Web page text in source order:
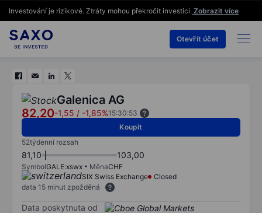
Investování je rizikové. Ztráty mohou překročit investici. Zobrazit více
Otevřít účet
Galenica AG
82,20-1,55 / -1,85%15:30:53
Koupit
52týdenní rozsah
81,10 103,00
SymbolGALE:xswx MěnaCHF
SIX Swiss Exchange
Closed
data 15 minut zpožděná
Data poskytnuta od